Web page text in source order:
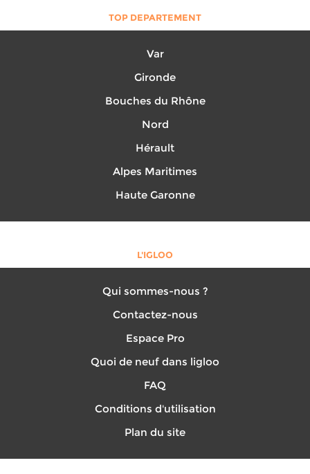
TOP DEPARTEMENT
Var
Gironde
Bouches du Rhône
Nord
Hérault
Alpes Maritimes
Haute Garonne
L'IGLOO
Qui sommes-nous ?
Contactez-nous
Espace Pro
Quoi de neuf dans ligloo
FAQ
Conditions d'utilisation
Plan du site